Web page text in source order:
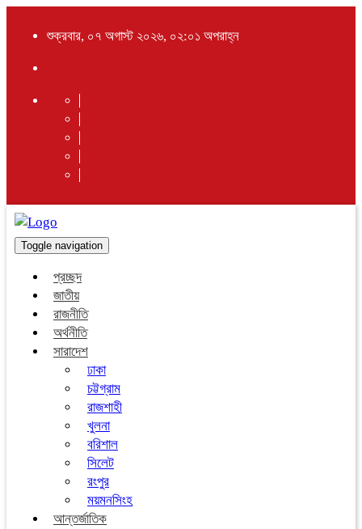
শুক্রবার, ০৭ অগাস্ট ২০২৬, ০২:০১ অপরাহ্ন
Toggle navigation
প্রচ্ছদ
জাতীয়
রাজনীতি
অর্থনীতি
সারাদেশ
ঢাকা
চট্টগ্রাম
রাজশাহী
খুলনা
বরিশাল
সিলেট
রংপুর
ময়মনসিংহ
আন্তর্জাতিক